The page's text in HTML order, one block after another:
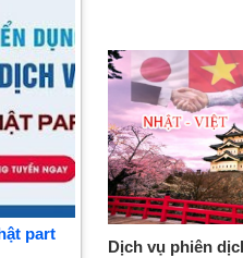
Dịch vụ phiên
part